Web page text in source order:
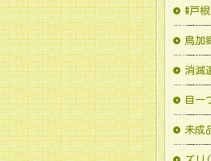
#戸
鳥加
消滅
目一
未成